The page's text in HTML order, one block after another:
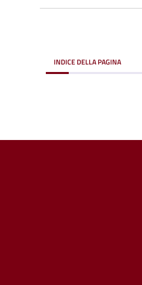
INDICE DELLA PAGINA